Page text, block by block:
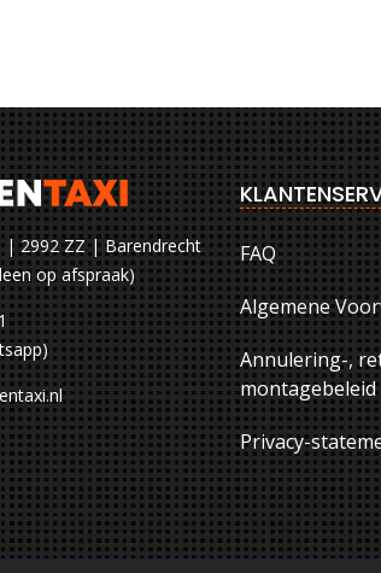
| 2992 ZZ | Barendrecht
op afspraak)
FAQ
Algemene
Annulering-,
montagebeleid
Privacy-